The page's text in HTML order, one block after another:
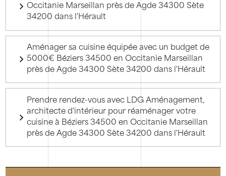
Occitanie Marseillan près de Agde 34300 Sète
34200 dans l'Hérault
Aménager sa cuisine équipée avec un budget de
5000€ Béziers 34500 en Occitanie Marseillan
près de Agde 34300 Sète 34200 dans l'Hérault
Prendre rendez-vous avec LDG Aménagement,
architecte d'intérieur pour réaménager votre
cuisine à Béziers 34500 en Occitanie Marseillan
près de Agde 34300 Sète 34200 dans l'Hérault